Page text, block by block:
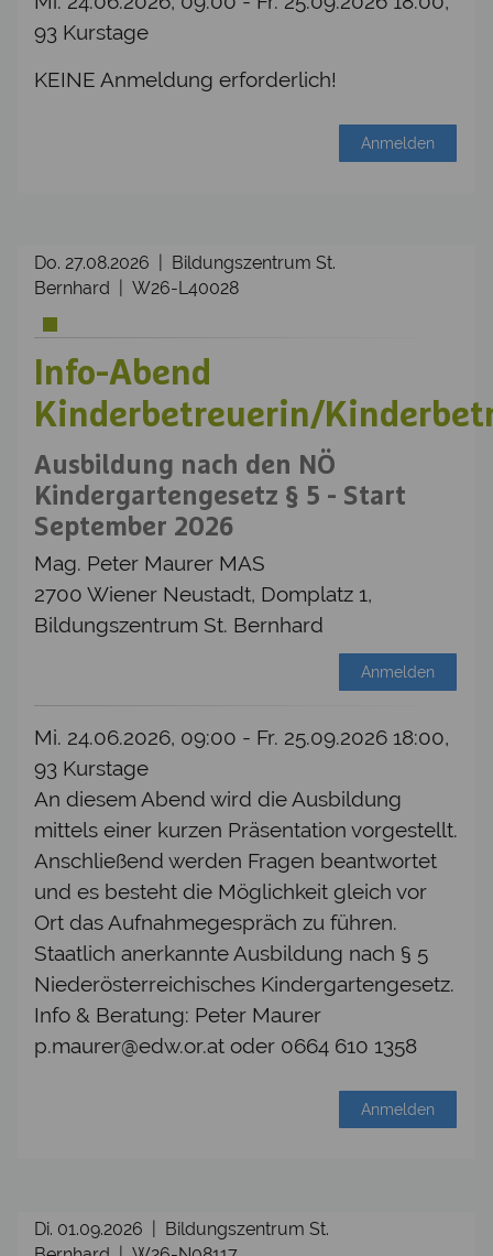
93 Kurstage
KEINE Anmeldung erforderlich!
Anmelden
Do. 27.08.2026 | Bildungszentrum St.
Bernhard | W26-L40028
Info-Abend
Kinderbetreuerin/
Ausbildung nach den NÖ
Kindergartengesetz § 5 - Start
September 2026
Mag. Peter Maurer MAS
2700 Wiener Neustadt, Domplatz 1,
Bildungszentrum St. Bernhard
Anmelden
Mi. 24.06.2026, 09:00 - Fr. 25.09.2026 18:00,
93 Kurstage
An diesem Abend wird die Ausbildung
mittels einer kurzen Präsentation vorgestellt.
Anschließend werden Fragen beantwortet
und es besteht die Möglichkeit gleich vor
Ort das Aufnahmegespräch zu führen.
Staatlich anerkannte Ausbildung nach § 5
Niederösterreichisches Kindergartengesetz.
Info & Beratung: Peter Maurer
p.maurer@edw.or.at oder 0664 610 1358
Anmelden
Di. 01.09.2026 | Bildungszentrum St.